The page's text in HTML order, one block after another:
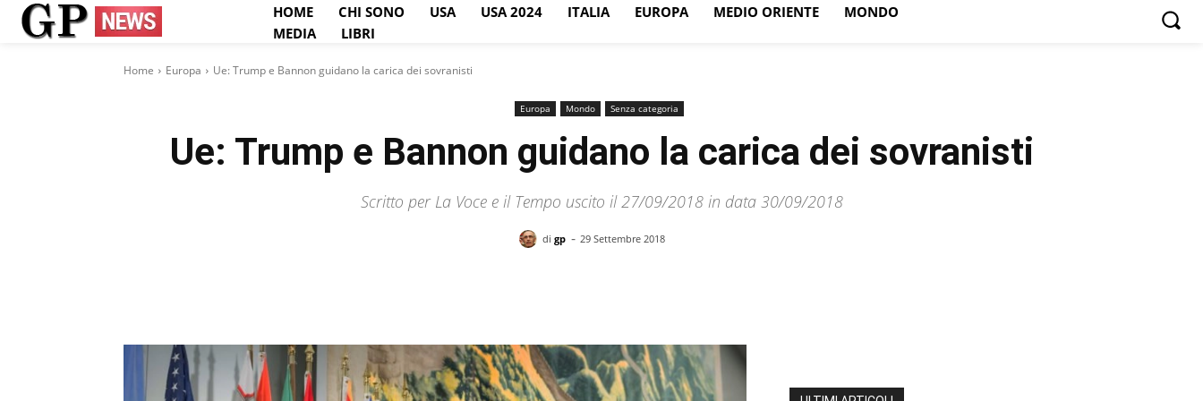
HOME CHI SONO USA USA 2024 ITALIA EUROPA MEDIO ORIENTE
MONDO
MEDIA
LIBRI
Home Europa Ue: Trump e Bannon guidano la carica dei sovranisti
Europa Mondo Senza categoria
Ue: Trump e Bannon guidano la carica dei sovranisti
Scritto per La Voce e il Tempo uscito il 27/09/2018 in data 30/09/2018
di gp - 29 Settembre 2018